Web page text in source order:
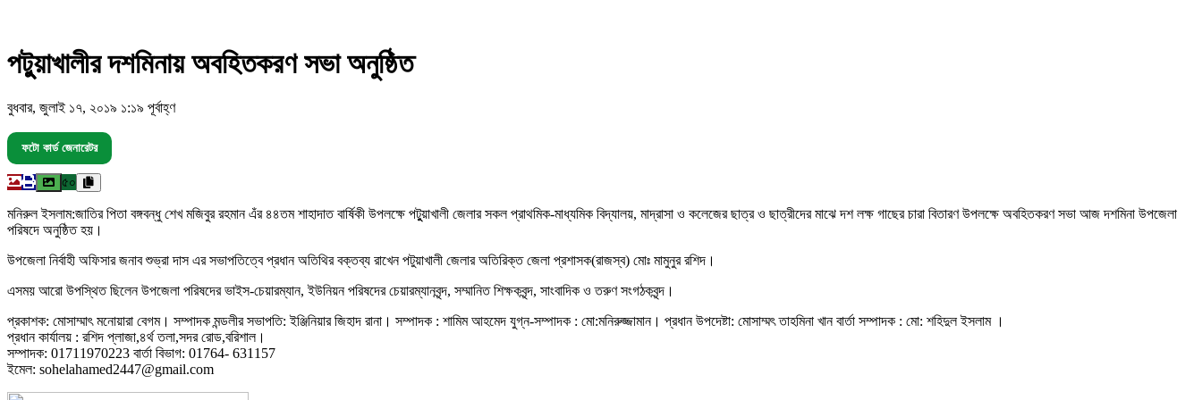
পটুুয়াখালীর দশমিনায় অবহিতকরণ সভা অনুষ্ঠিত
বুধবার, জুলাই ১৭, ২০১৯ ১:১৯ পূর্বাহ্ণ
ফটো কার্ড জেনারেটর
৫০
মনিরুল ইসলাম:জাতির পিতা বঙ্গবন্ধু শেখ মজিবুর রহমান এঁর ৪৪তম শাহাদাত বার্ষিকী উপলক্ষে পটুুয়াখালী জেলার সকল প্রাথমিক-মাধ্যমিক বিদ্যালয়, মাদ্রাসা ও কলেজের ছাত্র ও ছাত্রীদের মাঝে দশ লক্ষ গাছের চারা বিতারণ উপলক্ষে অবহিতকরণ সভা আজ দশমিনা উপজেলা
পরিষদে অনুষ্ঠিত হয়।
উপজেলা নির্বাহী অফিসার জনাব শুভ্রা দাস এর সভাপতিত্বে প্রধান অতিথির বক্তব্য রাখেন পটুয়াখালী জেলার অতিরিক্ত জেলা প্রশাসক(রাজস্ব) মোঃ মামুনুর রশিদ।
এসময় আরো উপস্থিত ছিলেন উপজেলা পরিষদের ভাইস-চেয়ারম্যান, ইউনিয়ন পরিষদের চেয়ারম্যানবৃন্দ, সম্মানিত শিক্ষকবৃন্দ, সাংবাদিক ও তরুণ সংগঠকবৃন্দ।
প্রকাশক: মোসাম্মাৎ মনোয়ারা বেগম। সম্পাদক মন্ডলীর সভাপতি: ইঞ্জিনিয়ার জিহাদ রানা। সম্পাদক : শামিম আহমেদ যুগ্ন-সম্পাদক : মো:মনিরুজ্জামান। প্রধান উপদেষ্টা: মোসাম্মৎ তাহমিনা খান বার্তা সম্পাদক : মো: শহিদুল ইসলাম ।
প্রধান কার্যালয় : রশিদ প্লাজা,৪র্থ তলা,সদর রোড,বরিশাল।
সম্পাদক: 01711970223 বার্তা বিভাগ: 01764- 631157
ইমেল: sohelahamed2447@gmail.com